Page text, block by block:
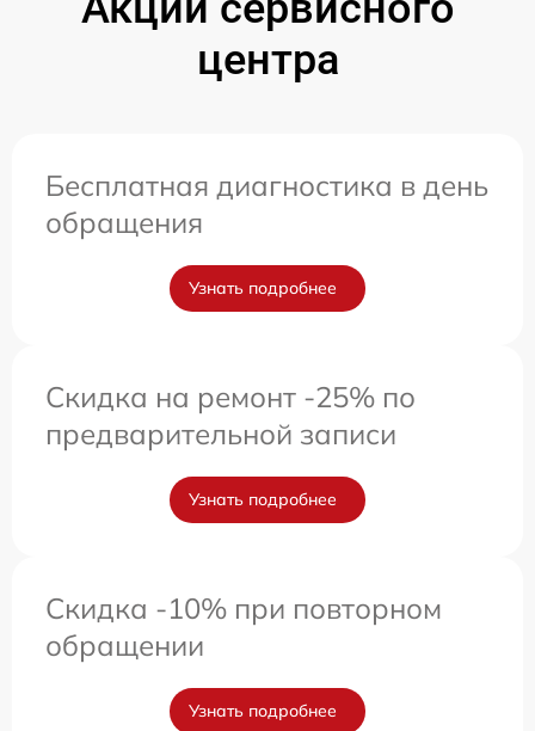
центра
Бесплатная диагностика в день
обращения
Узнать подробнее
Скидка на ремонт -25% по
предварительной записи
Узнать подробнее
Скидка -10% при повторном
обращении
Узнать подробнее